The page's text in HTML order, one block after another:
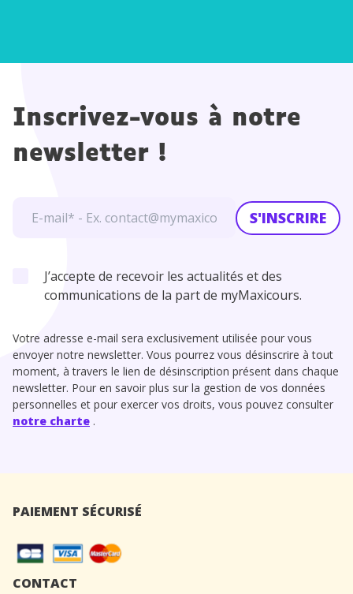
Inscrivez-vous à notre
newsletter !
S'INSCRIRE
J’accepte de recevoir les actualités et des
communications de la part de myMaxicours.
Votre adresse e-mail sera exclusivement utilisée pour vous
envoyer notre newsletter. Vous pourrez vous désinscrire à tout
moment, à travers le lien de désinscription présent dans chaque
newsletter. Pour en savoir plus sur la gestion de vos données
personnelles et pour exercer vos droits, vous pouvez consulter
notre charte .
PAIEMENT SÉCURISÉ
CONTACT